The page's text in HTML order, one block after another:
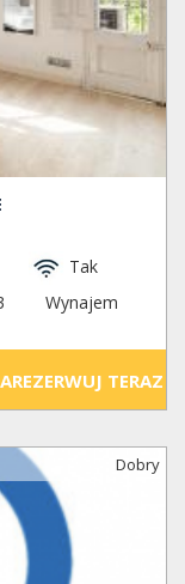
Tak
Wynajem
TERAZ
Dobry